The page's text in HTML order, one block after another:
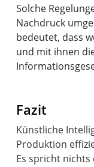
Solche
Nachdruck
bedeutet, dass
und mit ihnen
Fazit
Künstliche
Produktion
Es spricht nichts